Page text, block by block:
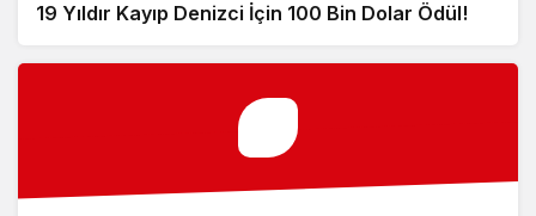
19 Yıldır Kayıp Denizci İçin 100 Bin Dolar Ödül!